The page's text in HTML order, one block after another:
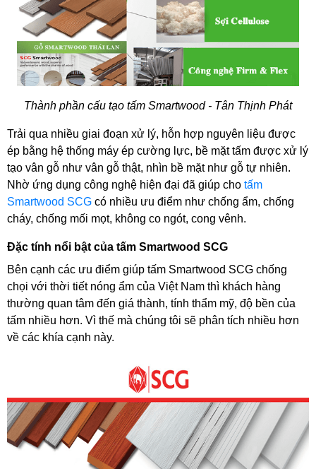
Thành phần cấu tạo tấm Smartwood - Tân Thịnh Phát
Trải qua nhiều giai đoạn xử lý, hỗn hợp nguyên liệu được
ép bằng hệ thống máy ép cường lực, bề mặt tấm được xử lý
tạo vân gỗ như vân gỗ thật, nhìn bề mặt như gỗ tự nhiên.
Nhờ ứng dụng công nghệ hiện đại đã giúp cho tấm
Smartwood SCG có nhiều ưu điểm như chống ẩm, chống
cháy, chống mối mọt, không co ngót, cong vênh.
Đặc tính nổi bật của tấm Smartwood SCG
Bên cạnh các ưu điểm giúp tấm Smartwood SCG chống
chọi với thời tiết nóng ẩm của Việt Nam thì khách hàng
thường quan tâm đến giá thành, tính thẩm mỹ, độ bền của
tấm nhiều hơn. Vì thế mà chúng tôi sẽ phân tích nhiều hơn
về các khía cạnh này.